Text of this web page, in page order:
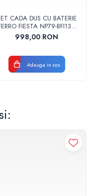
CADA DUS CU BATERIE
FIESTA NP79-BFI13U
CROM
998,00 RON
Adauga in cos